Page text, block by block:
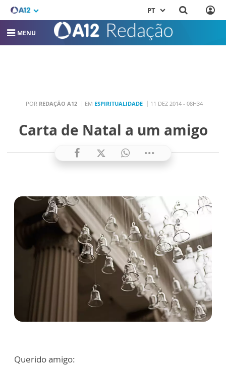
PT
MENU
POR REDAÇÃO A12 EM ESPIRITUALIDADE 11 DEZ 2014 - 08H34
Carta de Natal a um amigo
Querido amigo: